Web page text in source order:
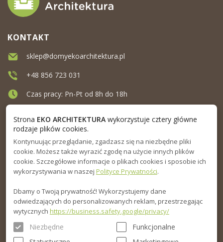
MENU
INFORMACJA
PORADNIK
KONTAKT
sklep@domyekoarchitektura.pl
+48 856 723 031
Czas pracy: Pn-Pt od 8h do 18h
Strona EKO ARCHITEKTURAwykorzystuje cztery główne
rodzaje plików cookies.
Kontynuując przeglądanie, zgadzasz się na niezbędne pliki
cookie. Możesz także wyrazić zgodę na użycie innych plików
cookie. Szczegółowe informacje o plikach cookies i sposobie ich
wykorzystywania w naszej Polityce Prywatności.
Dbamy o Twoją prywatność! Wykorzystujemy dane
odwiedzających do personalizowanych reklam, przestrzegając
wytycznych https://business.safety.google/privacy/
Niezbędne
Funkcjonalne